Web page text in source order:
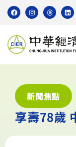
新聞焦點
享壽78歲